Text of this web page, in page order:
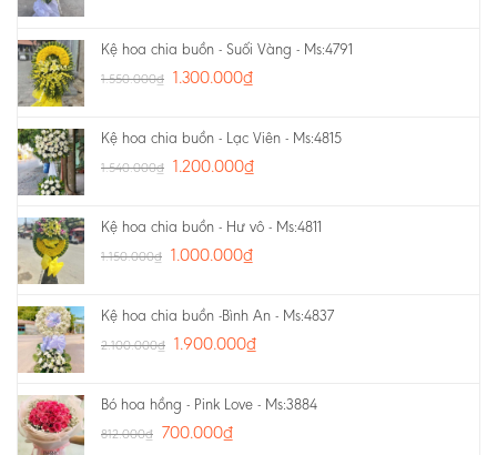
Kệ hoa chia buồn - Suối Vàng - Ms:4791
1.550.000₫ 1.300.000₫
Kệ hoa chia buồn - Lạc Viên - Ms:4815
1.540.000₫ 1.200.000₫
Kệ hoa chia buồn - Hư vô - Ms:4811
1.150.000₫ 1.000.000₫
Kệ hoa chia buồn -Bình An - Ms:4837
2.100.000₫ 1.900.000₫
Bó hoa hồng - Pink Love - Ms:3884
812.000₫ 700.000₫